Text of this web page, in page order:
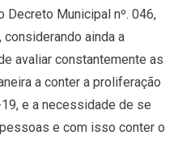
Decreto Municipal nº. 046,
ainda a
avaliar constantemente as
a conter a proliferação
e a necessidade de se
e com isso conter o